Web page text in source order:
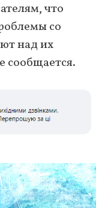
что
со
над их
сообщается.